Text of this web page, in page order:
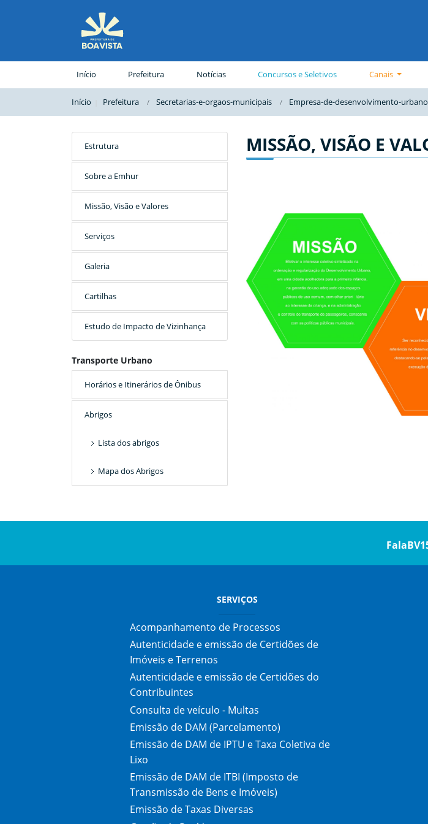
Início Prefeitura(página atual)
Notícias Concursos e Seletivos Canais
Início Prefeitura Secretarias-e-orgaos-municipais Empresa-de-desenvolvimento-
Estrutura
Sobre a Emhur
Missão, Visão e Valores
Serviços
Galeria
Cartilhas
Estudo de Impacto de Vizinhança
Transporte Urbano
Horários e Itinerários de Ônibus
Abrigos
Lista dos abrigos
Mapa dos Abrigos
MISSÃO, VISÃO E
SERVIÇOS
Acompanhamento de Processos
Autenticidade e emissão de Certidões de
Imóveis e Terrenos
Autenticidade e emissão de Certidões do
Contribuintes
Consulta de veículo - Multas
Emissão de DAM (Parcelamento)
Emissão de DAM de IPTU e Taxa Coletiva de
Lixo
Emissão de DAM de ITBI (Imposto de
Transmissão de Bens e Imóveis)
Emissão de Taxas Diversas